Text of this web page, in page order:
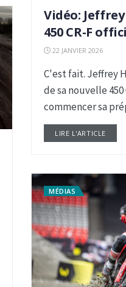
Vidéo:
450 CR-F
22 JANVIER 2026
C'est fait. Jeffrey
de sa nouvelle
commencer sa
LIRE L'ARTICLE
MÉDIAS